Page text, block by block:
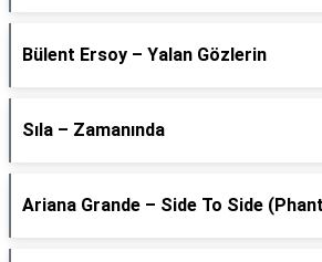
Bülent Ersoy – Yalan Gözlerin
Sıla – Zamanında
Ariana Grande – Side To Side